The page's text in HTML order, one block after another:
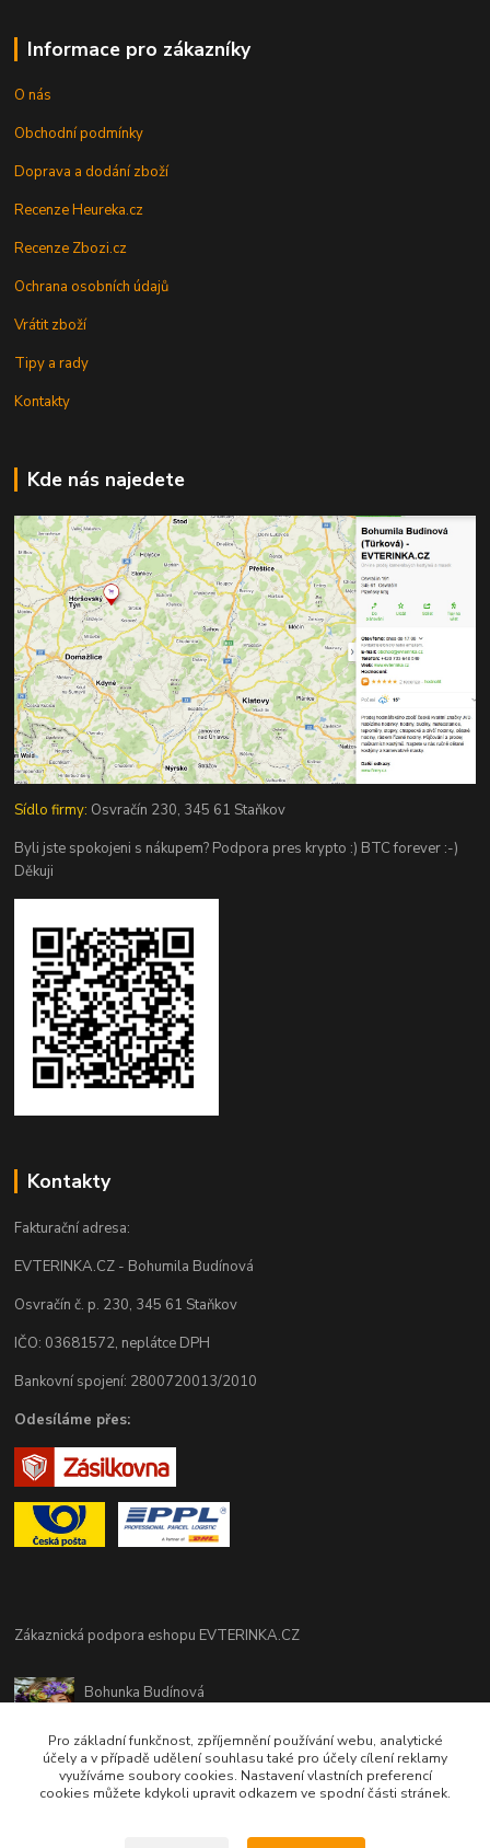
Informace pro zákazníky
O nás
Obchodní podmínky
Doprava a dodání zboží
Recenze Heureka.cz
Recenze Zbozi.cz
Ochrana osobních údajů
Vrátit zboží
Tipy a rady
Kontakty
Kde nás najedete
Sídlo firmy: Osvračín 230, 345 61 Staňkov
Byli jste spokojeni s nákupem? Podpora pres krypto :) BTC forever :-)
Děkuji
Kontakty
Fakturační adresa:
EVTERINKA.CZ - Bohumila Budínová
Osvračín č. p. 230, 345 61 Staňkov
IČO: 03681572, neplátce DPH
Bankovní spojení: 2800720013/2010
Odesíláme přes:
Zákaznická podpora eshopu EVTERINKA.CZ
Bohunka Budínová
(Po-Pá - 9:00-17:00hod, So 8:00-12:00hod)
obchod@evterinka.cz
Pro základní funkčnost, zpříjemnění používání webu, analytické
účely a v případě udělení souhlasu také pro účely cílení reklamy
využíváme soubory cookies. Nastavení vlastních preferencí
cookies můžete kdykoli upravit odkazem ve spodní části stránek.